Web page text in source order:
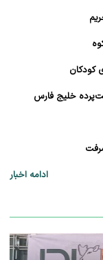
کودکان
خلیج فارس
ادامه اخبار